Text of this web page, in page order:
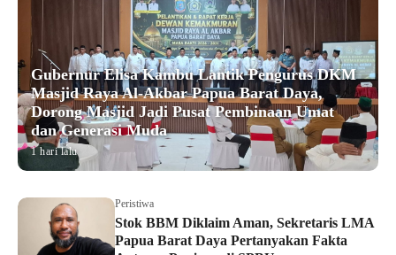
Gubernur Elisa Kambu Lantik Pengurus DKM
Masjid Raya Al-Akbar Papua Barat Daya,
Dorong Masjid Jadi Pusat Pembinaan Umat
dan Generasi Muda
1 hari lalu
Peristiwa
Stok BBM Diklaim Aman, Sekretaris LMA
Papua Barat Daya Pertanyakan Fakta